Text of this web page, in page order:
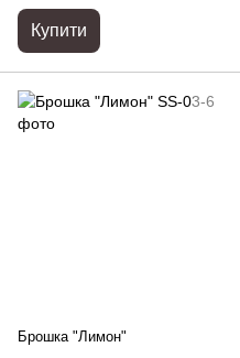
Купити
Брошка "Лимон"